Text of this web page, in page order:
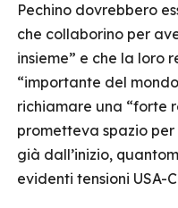
Pechino dovrebbero
che collaborino per
insieme” e che la loro
“importante del
richiamare una “forte
prometteva spazio
già dall’inizio,
evidenti tensioni USA-